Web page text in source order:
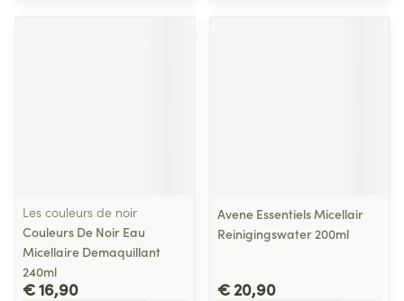
Les couleurs de noir
Couleurs De Noir Eau
Micellaire Demaquillant
240ml
€ 16,90
Avene Essentiels Micellair
Reinigingswater 200ml
€ 20,90